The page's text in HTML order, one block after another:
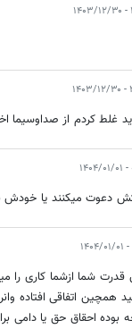
غلط کردم از صداوسیما
دعوت میکنند یا
شما ازشما کاری را
اتفاقی افتاده
احقاق حق یا دامی